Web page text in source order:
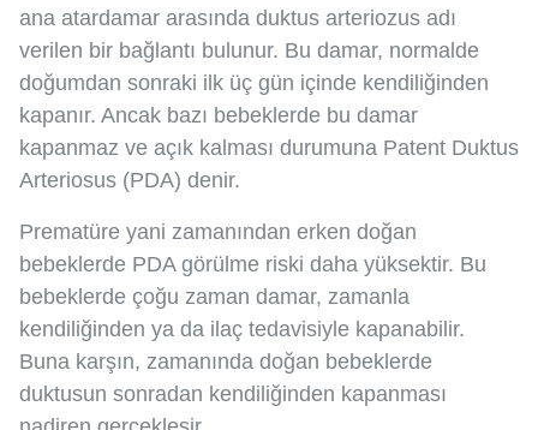
ana atardamar arasında duktus arteriozus adı
verilen bir bağlantı bulunur. Bu damar, normalde
doğumdan sonraki ilk üç gün içinde kendiliğinden
kapanır. Ancak bazı bebeklerde bu damar
kapanmaz ve açık kalması durumuna Patent Duktus
Arteriosus (PDA) denir.
Prematüre yani zamanından erken doğan
bebeklerde PDA görülme riski daha yüksektir. Bu
bebeklerde çoğu zaman damar, zamanla
kendiliğinden ya da ilaç tedavisiyle kapanabilir.
Buna karşın, zamanında doğan bebeklerde
duktusun sonradan kendiliğinden kapanması